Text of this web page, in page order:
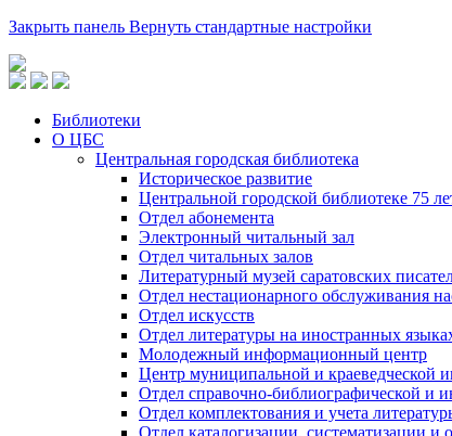
Закрыть панель Вернуть стандартные настройки
Библиотеки
О ЦБС
Центральная городская библиотека
Историческое развитие
Центральной городской библиотеке 75
Отдел абонемента
Электронный читальный зал
Отдел читальных залов
Литературный музей саратовских
Отдел нестационарного обслуживания
Отдел искусств
Отдел литературы на иностранных
Молодежный информационный центр
Центр муниципальной и краеведческой
Отдел справочно-библиографической и
Отдел комплектования и учета
Отдел каталогизации, систематизации и